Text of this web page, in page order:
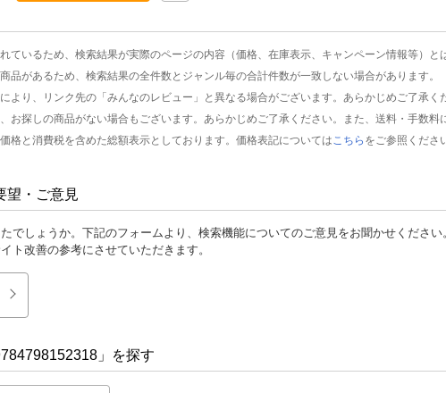
ているため、検索結果が実際のページの内容（価格、在庫表示、キャンペーン情報等）と
品があるため、検索結果の全件数とジャンル毎の合計件数が一致しない場合があります。
より、リンク先の「みんなのレビュー」と異なる場合がございます。あらかじめご了承く
お探しの商品がない場合もございます。あらかじめご了承ください。また、送料・手数料
格と消費税を含めた総額表示としております。価格表記については こちら をご参照くださ
望・ご意見
でしょうか。下記のフォームより、検索機能についてのご意見をお聞かせください
ト改善の参考にさせていただきます。
」を探す